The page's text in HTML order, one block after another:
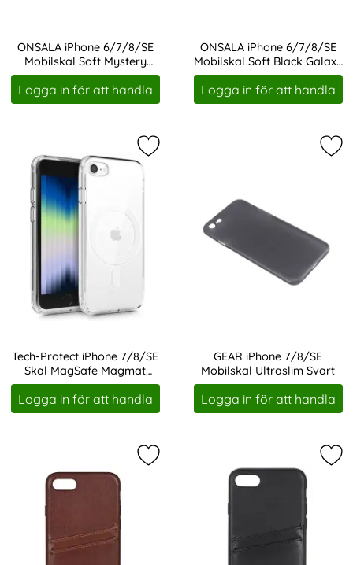
ONSALA iPhone 6/7/8/SE
Mobilskal Soft Mystery
Magnolia
Art. nr 207642
Logga in för att handla
ONSALA iPhone 6/7/8/SE
Mobilskal Soft Black Galaxy
Marble
Art. nr 207660
Logga in för att handla
Tech-Protect iPhone 7/8/SE
Skal MagSafe Magmat
Transparent
Art. nr 208340
Logga in för att handla
Markera tech-Protect iPhone 7/8/
GEAR iPhone 7/8/SE
Mobilskal Ultraslim Svart
Art. nr 208366
Logga in för att handla
Markera buffalo iPhone 7/8/SE